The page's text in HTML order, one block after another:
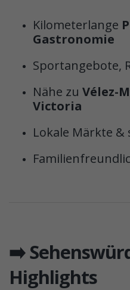
Kilometerlange
Gastronomie
Sportangebote,
Nähe zu Vélez-
Victoria
Lokale Märkte &
➡️
Highlights